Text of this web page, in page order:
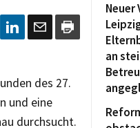
des 27.
und eine
durchsucht.
Neuer
an